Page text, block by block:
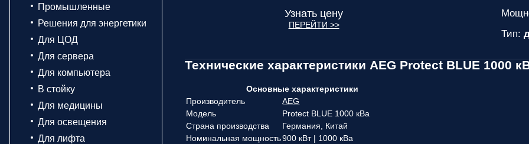
Промышленные
Решения для энергетики
Для ЦОД
Для сервера
Для компьютера
В стойку
Для медицины
Для освещения
Для лифта
Узнать цену
ПЕРЕЙТИ >>
Тип:
Технические характеристики AEG Protect BLUE 1000
Основные характеристики
Производитель
AEG
Модель
Protect BLUE 1000 кВа
Страна производства
Германия, Китай
Номинальная мощность900 кВт | 1000 кВа